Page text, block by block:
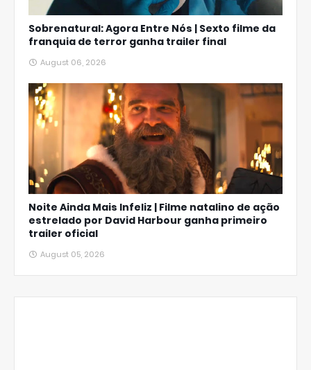
Sobrenatural: Agora Entre Nós | Sexto filme da
franquia de terror ganha trailer final
August 06, 2026
Noite Ainda Mais Infeliz | Filme natalino de ação
estrelado por David Harbour ganha primeiro
trailer oficial
August 05, 2026